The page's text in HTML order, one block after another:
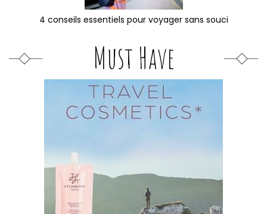
4 conseils essentiels pour voyager sans souci
Must Have